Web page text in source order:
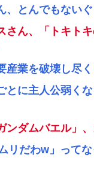
、とんでもない
さん、「トキト
産業を破壊し尽
とに主人公弱く
ンダムバエル」
リだわw」って